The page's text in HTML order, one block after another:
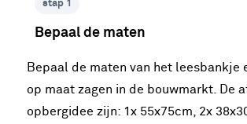
stap 1
Bepaal de maten
Bepaal de maten van het leesbankje
op maat zagen in de bouwmarkt. De
opbergidee zijn: 1x 55x75cm, 2x